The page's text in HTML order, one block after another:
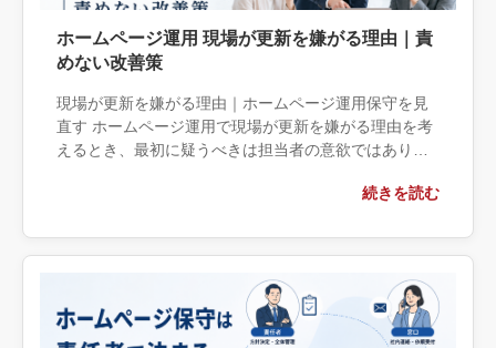
ホームページ運用 現場が更新を嫌がる理由｜責
めない改善策
現場が更新を嫌がる理由｜ホームページ運用保守を見
直す ホームページ運用で現場が更新を嫌がる理由を考
えるとき、最初に疑うべきは担当者の意欲ではありま
続きを読む